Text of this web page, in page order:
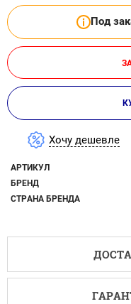
Под
Хочу дешевле
АРТИКУЛ
БРЕНД
СТРАНА БРЕНДА